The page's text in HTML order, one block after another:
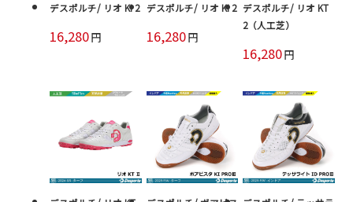
デスポルチ/ リオ KI 2
16,280円
デスポルチ/ リオ KI 2
16,280円
デスポルチ/ リオ KT
2（人工芝）
16,280円